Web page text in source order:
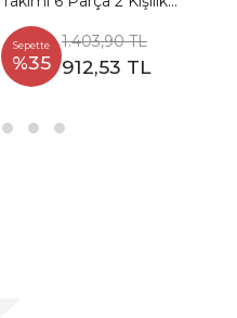
Sepette
%35
1.403,90 TL
912,53 TL